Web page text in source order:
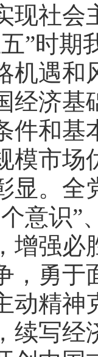
现社会
”时期
机遇和
经济基
件和基
模市场
显。全
意识”
增强必
，勇于
动精神
续写经